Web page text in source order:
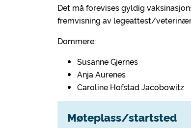
Det må forevises gyldig
fremvisning av legeattest/
Dommere:
Susanne Gjernes
Anja Aurenes
Caroline Hofstad Jacobowitz
Møteplass/startsted